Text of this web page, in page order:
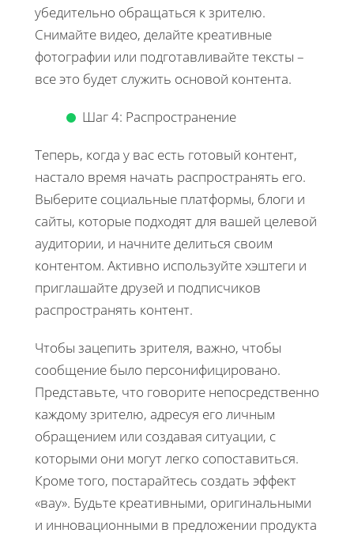
убедительно обращаться к зрителю.
Снимайте видео, делайте креативные
фотографии или подготавливайте тексты –
все это будет служить основой контента.
Шаг 4: Распространение
Теперь, когда у вас есть готовый контент,
настало время начать распространять его.
Выберите социальные платформы, блоги и
сайты, которые подходят для вашей целевой
аудитории, и начните делиться своим
контентом. Активно используйте хэштеги и
приглашайте друзей и подписчиков
распространять контент.
Чтобы зацепить зрителя, важно, чтобы
сообщение было персонифицировано.
Представьте, что говорите непосредственно
каждому зрителю, адресуя его личным
обращением или создавая ситуации, с
которыми они могут легко сопоставиться.
Кроме того, постарайтесь создать эффект
«вау». Будьте креативными, оригинальными
и инновационными в предложении продукта